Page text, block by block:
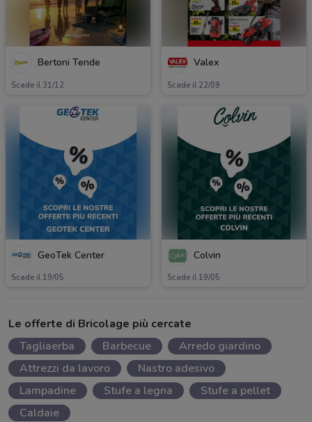
Bertoni Tende
Scade il 31/12
Valex
Scade il 22/09
GeoTek Center
Scade il 19/05
Colvin
Scade il 19/05
Le offerte di Bricolage più cercate
Tagliaerba
Barbecue
Arredo giardino
Attrezzi da lavoro
Nastro adesivo
Lampadine
Stufe a legna
Stufe a pellet
Caldaie